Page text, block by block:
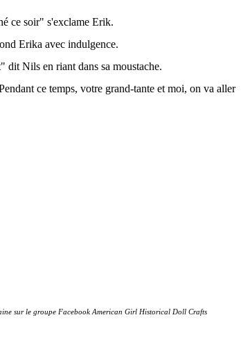
ce soir" s'exclame Erik.
Erika avec indulgence.
dit Nils en riant dans sa moustache.
ce temps, votre grand-tante et moi, on va aller
sur le groupe Facebook American Girl Historical Doll Crafts